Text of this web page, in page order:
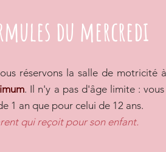
du mercredi
réservons la salle de motricité
. Il n'y a pas d'âge limite :
1 an que pour celui de 12 ans.
qui reçoit pour son enfant.